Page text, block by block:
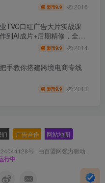
盟币9.9 2016
TVC口红广告大片实战课
到AI成片+后期精修，全流
广告
盟币9.9 2014
手教你搭建跨境电商专线
盟币9.9 2013
广告合作 网站地图
号 · 由百盟网强力驱动.
行中